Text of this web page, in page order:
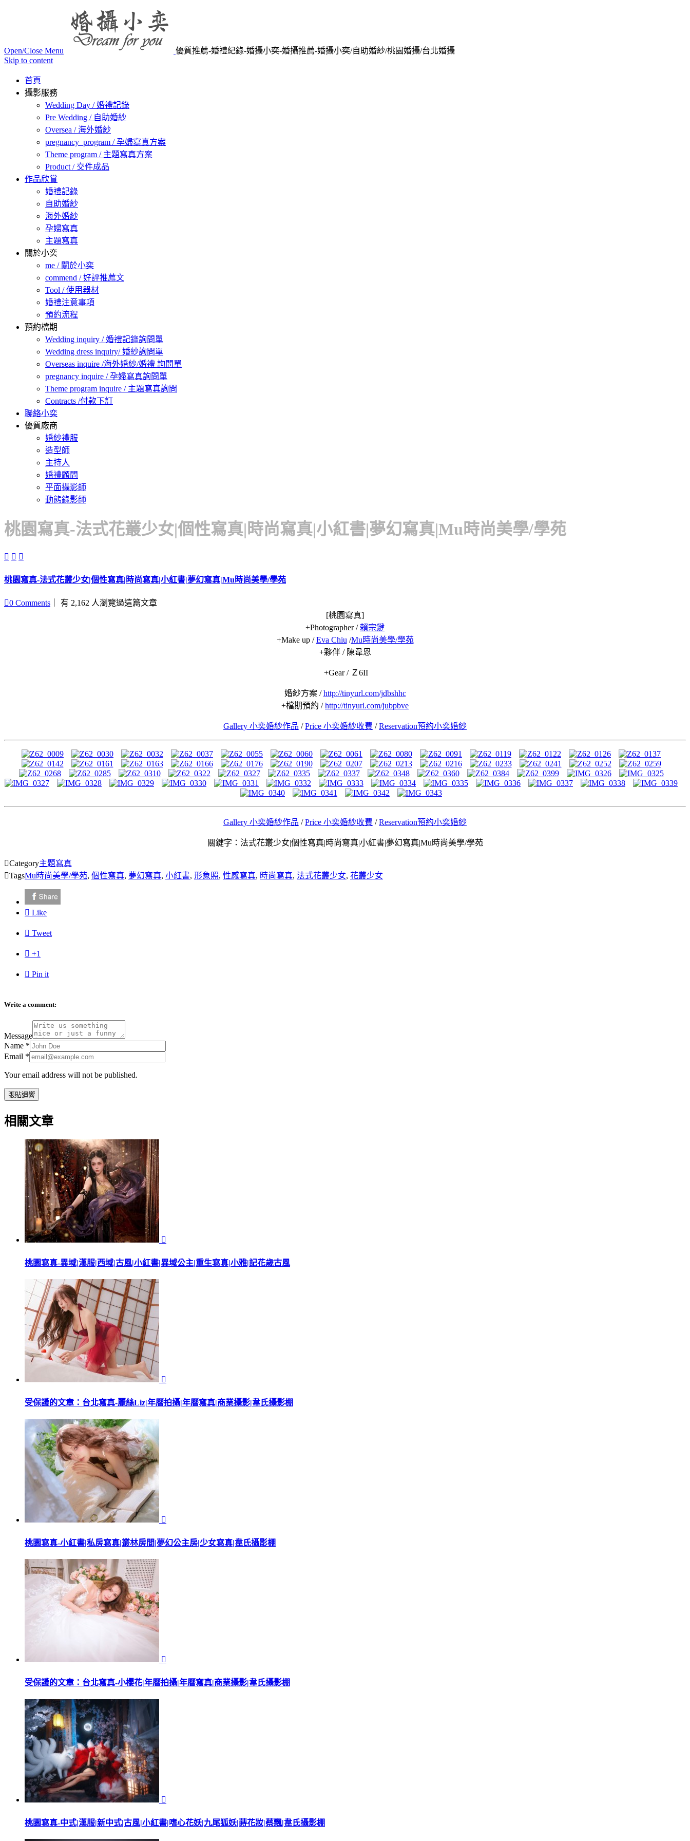
Open/Close Menu
優質推薦-婚禮紀錄-婚攝小奕-婚攝推薦-婚攝小奕/自助婚紗/桃園婚攝/台北婚攝
Skip to content
首頁
攝影服務
Wedding Day / 婚禮記錄
Pre Wedding / 自助婚紗
Oversea / 海外婚紗
pregnancy_program / 孕婦寫真方案
Theme program / 主題寫真方案
Product / 交件成品
作品欣賞
婚禮記錄
自助婚紗
海外婚紗
孕婦寫真
主題寫真
關於小奕
me / 關於小奕
commend / 好評推薦文
Tool / 使用器材
婚禮注意事項
預約流程
預約檔期
Wedding inquiry / 婚禮記錄詢問單
Wedding dress inquiry/ 婚紗詢問單
Overseas inquire /海外婚紗/婚禮 詢問單
pregnancy inquire / 孕婦寫真詢問單
Theme program inquire / 主題寫真詢問
Contracts /付款下訂
聯絡小奕
優質廠商
婚紗禮服
造型師
主持人
婚禮顧問
平面攝影師
動態錄影師
桃園寫真-法式花叢少女|個性寫真|時尚寫真|小紅書|夢幻寫真|Mu時尚美學/學苑
  
桃園寫真-法式花叢少女|個性寫真|時尚寫真|小紅書|夢幻寫真|Mu時尚美學/學苑
0 Comments ｜ 有 2,162 人瀏覽過這篇文章
[桃園寫真]
+Photographer /賴宗鍵
+Make up /Eva Chiu/Mu時尚美學/學苑
+夥伴 / 陳韋恩
+Gear / Ｚ6II
婚紗方案 /http://tinyurl.com/jdbshhc
+檔期預約 /http://tinyurl.com/jubpbve
Gallery 小奕婚紗作品 /Price 小奕婚紗收費 /Reservation預約小奕婚紗
Gallery 小奕婚紗作品 /Price 小奕婚紗收費 /Reservation預約小奕婚紗
關鍵字：法式花叢少女|個性寫真|時尚寫真|小紅書|夢幻寫真|Mu時尚美學/學苑
Category主題寫真
TagsMu時尚美學/學苑, 個性寫真, 夢幻寫真, 小紅書, 形象照, 性感寫真, 時尚寫真, 法式花叢少女, 花叢少女
 Like
 Tweet
 +1
 Pin it
Write a comment:
Message
Name *
Email *
Your email address will not be published.
相關文章

桃園寫真-異域|漢服|西域|古風|小紅書|異域公主|重生寫真|小雅|記花歲古風

受保護的文章：台北寫真-麗絲Liz|年曆拍攝|年曆寫真|商業攝影|韋氏攝影棚

桃園寫真-小紅書|私房寫真|叢林房間|夢幻公主房|少女寫真|韋氏攝影棚

受保護的文章：台北寫真-小櫻花|年曆拍攝|年曆寫真|商業攝影|韋氏攝影棚

桃園寫真-中式|漢服|新中式|古風|小紅書|嗜心花妖|九尾狐妖|蒔花妝|蔡飄|韋氏攝影棚